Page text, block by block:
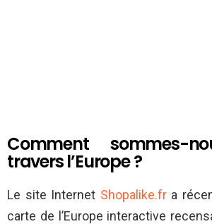
Comment sommes-
travers l’Europe ?
Le site Internet Shopalike.fra
carte de l’Europe interactive